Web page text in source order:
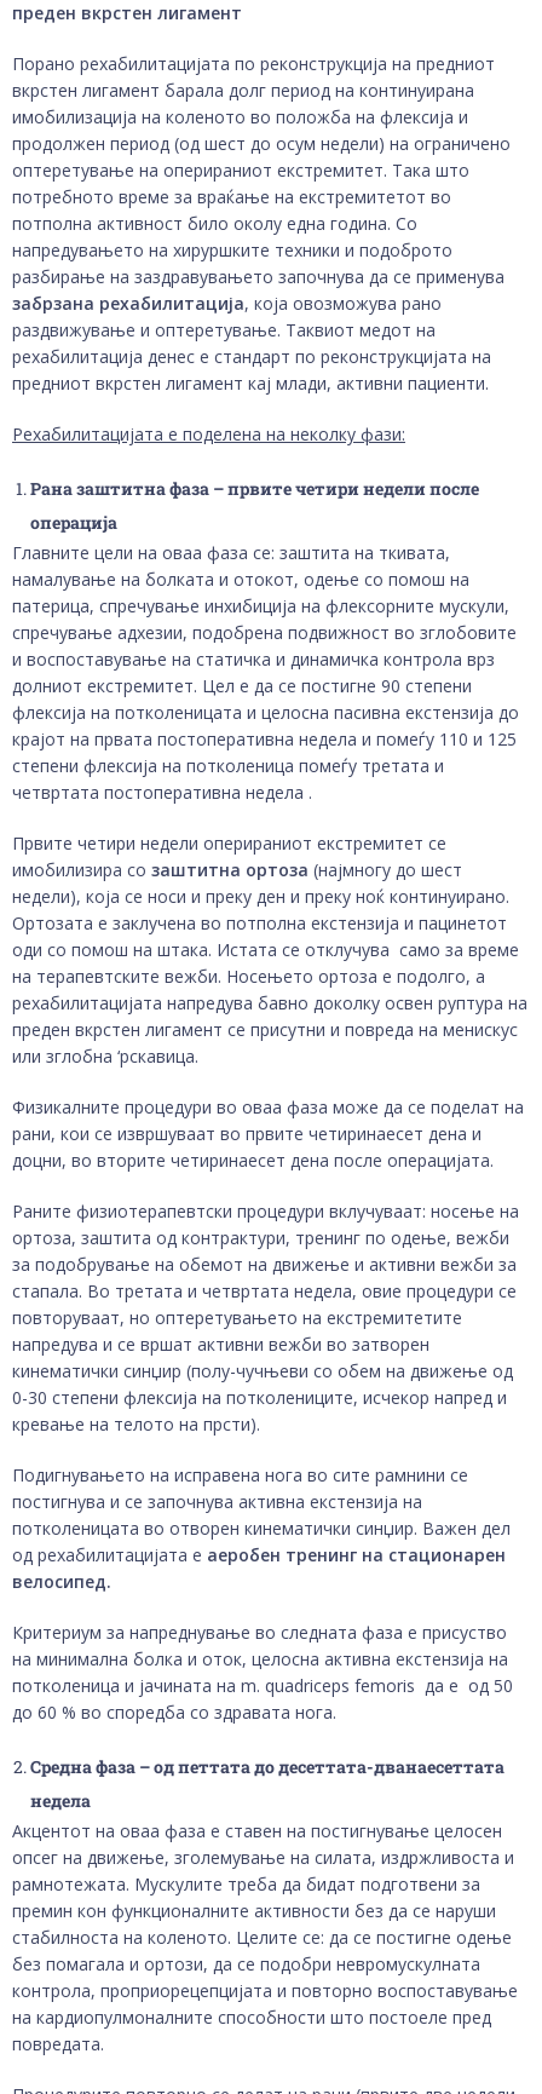
преден вкрстен лигамент
Порано рехабилитацијата по реконструкција на предниот
вкрстен лигамент барала долг период на континуирана
имобилизација на коленото во положба на флексија и
продолжен период (од шест до осум недели) на ограничено
оптеретување на оперираниот екстремитет. Така што
потребното време за враќање на екстремитетот во
потполна активност било околу една година. Со
напредувањето на хируршките техники и подоброто
разбирање на заздравувањето започнува да се применува
забрзана рехабилитација, која овозможува рано
раздвижување и оптеретување. Таквиот медот на
рехабилитација денес е стандарт по реконструкцијата на
предниот вкрстен лигамент кај млади, активни пациенти.
Рехабилитацијата е поделена на неколку фази:
Рана заштитна фаза – првите четири недели после
операција
Главните цели на оваа фаза се: заштита на ткивата,
намалување на болката и отокот, одење со помош на
патерица, спречување инхибиција на флексорните мускули,
спречување адхезии, подобрена подвижност во зглобовите
и воспоставување на статичка и динамичка контрола врз
долниот екстремитет. Цел е да се постигне 90 степени
флексија на потколеницата и целосна пасивна екстензија до
крајот на првата постоперативна недела и помеѓу 110 и 125
степени флексија на потколеница помеѓу третата и
четвртата постоперативна недела .
Првите четири недели оперираниот екстремитет се
имобилизира со заштитна ортоза (најмногу до шест
недели), која се носи и преку ден и преку ноќ континуирано.
Ортозата е заклучена во потполна екстензија и пацинетот
оди со помош на штака. Истата се отклучува само за време
на терапевтските вежби. Носењето ортоза е подолго, а
рехабилитацијата напредува бавно доколку освен руптура на
преден вкрстен лигамент се присутни и повреда на менискус
или зглобна ‘рскавица.
Физикалните процедури во оваа фаза може да се поделат на
рани, кои се извршуваат во првите четиринаесет дена и
доцни, во вторите четиринаесет дена после операцијата.
Раните физиотерапевтски процедури вклучуваат: носење на
ортоза, заштита од контрактури, тренинг по одење, вежби
за подобрување на обемот на движење и активни вежби за
стапала. Во третата и четвртата недела, овие процедури се
повторуваат, но оптеретувањето на екстремитетите
напредува и се вршат активни вежби во затворен
кинематички синџир (полу-чучњеви со обем на движење од
0-30 степени флексија на потколениците, исчекор напред и
кревање на телото на прсти).
Подигнувањето на исправена нога во сите рамнини се
постигнува и се започнува активна екстензија на
потколеницата во отворен кинематички синџир. Важен дел
од рехабилитацијата е аеробен тренинг на стационарен
велосипед.
Критериум за напреднување во следната фаза е присуство
на минимална болка и оток, целосна активна екстензија на
потколеница и јачината на m. quadriceps femoris да е од 50
до 60 % во споредба со здравата нога.
Средна фаза – од петтата до десеттата-дванаесеттата
недела
Акцентот на оваа фаза е ставен на постигнување целосен
опсег на движење, зголемување на силата, издржливоста и
рамнотежата. Мускулите треба да бидат подготвени за
премин кон функционалните активности без да се наруши
стабилноста на коленото. Целите се: да се постигне одење
без помагала и ортози, да се подобри невромускулната
контрола, проприорецепцијата и повторно воспоставување
на кардиопулмоналните способности што постоеле пред
повредата.